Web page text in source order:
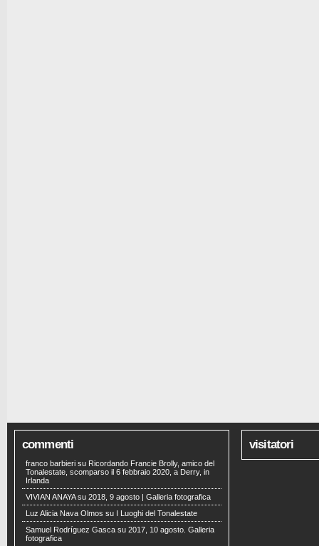
commenti
franco barbieri su Ricordando Francie Brolly, amico del
Tonalestate, scomparso il 6 febbraio 2020, a Derry, in
Irlanda
VIVIAN ANAYAsu 2018, 9 agosto | Galleria fotografica
Luz Alicia Nava Olmos su
I Luoghi del Tonalestate
Samuel Rodríguez Gasca su 2017, 10 agosto. Galleria
fotografica
visitatori